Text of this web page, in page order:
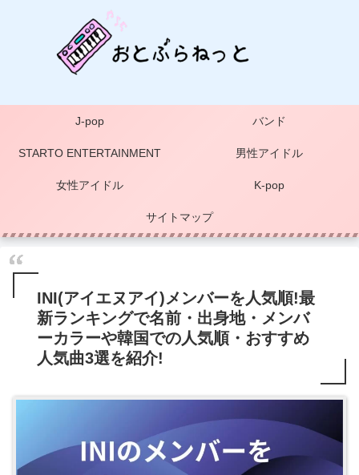
J-pop バンド
STARTO ENTERTAINMENT 男性アイドル
女性アイドル K-pop
サイトマップ
INI(アイエヌアイ)メンバーを人気順!最
新ランキングで名前・出身地・メンバ
ーカラーや韓国での人気順・おすすめ
人気曲3選を紹介!